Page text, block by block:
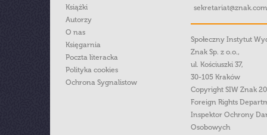
Książki
Autorzy
O nas
Księgarnia
Poczta literacka
Polityka cookies
Ochrona Sygnalistow
Społeczny Instytut
Znak Sp. z o.o.,
ul. Kościuszki 37,
30-105 Kraków
Copyright SIW Znak
Foreign Rights
Inspektor Ochrony
Osobowych